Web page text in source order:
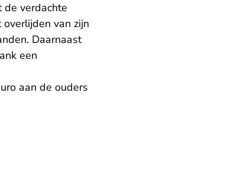
de verdachte
van zijn
Daarnaast
een
aan de ouders